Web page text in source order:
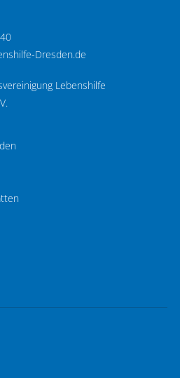
nsh lf -Dr sd nd
Lebenshilfe